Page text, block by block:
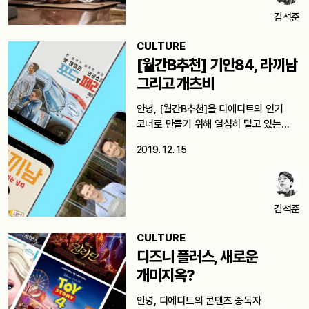
김석준
CULTURE
[월간B추천] 기안84, 라끼남
그리고 개츠비
안녕, [월간B추천]을 디에디트의 인기
코너로 만들기 위해 열심히 밀고 있는…
2019. 12. 15
김석준
CULTURE
디즈니 플러스, 새로운
개미지옥?
안녕, 디에디트의 콘텐츠 중독자